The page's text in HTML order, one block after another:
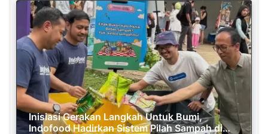
Inisiasi Gerakan Langkah Untuk Bumi,
Indofood Hadirkan Sistem Pilah Sampah di